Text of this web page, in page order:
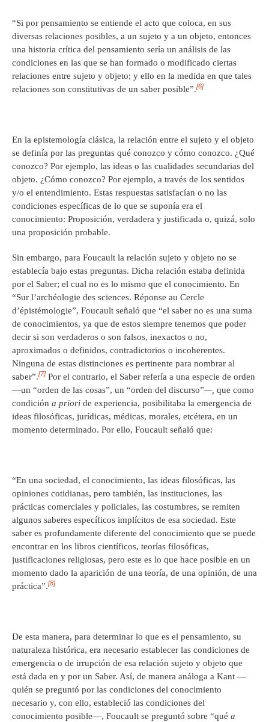
“Si por pensamiento se entiende el acto que coloca, en sus
diversas relaciones posibles, a un sujeto y a un objeto, entonces
una historia crítica del pensamiento sería un análisis de las
condiciones en las que se han formado o modificado ciertas
relaciones entre sujeto y objeto; y ello en la medida en que tales
relaciones son constitutivas de un saber posible”.[6]
En la epistemología clásica, la relación entre el sujeto y el objeto
se definía por las preguntas qué conozco y cómo conozco. ¿Qué
conozco? Por ejemplo, las ideas o las cualidades secundarias del
objeto. ¿Cómo conozco? Por ejemplo, a través de los sentidos
y/o el entendimiento. Estas respuestas satisfacían o no las
condiciones específicas de lo que se suponía era el
conocimiento: Proposición, verdadera y justificada o, quizá, solo
una proposición probable.
Sin embargo, para Foucault la relación sujeto y objeto no se
establecía bajo estas preguntas. Dicha relación estaba definida
por el Saber; el cual no es lo mismo que el conocimiento. En
“Sur l’archéologie des sciences. Réponse au Cercle
d’épistémologie”, Foucault señaló que “el saber no es una suma
de conocimientos, ya que de estos siempre tenemos que poder
decir si son verdaderos o son falsos, inexactos o no,
aproximados o definidos, contradictorios o incoherentes.
Ninguna de estas distinciones es pertinente para nombrar al
saber”.[7] Por el contrario, el Saber refería a una especie de orden
—un “orden de las cosas”, un “orden del discurso”—, que como
condición a priori de experiencia, posibilitaba la emergencia de
ideas filosóficas, jurídicas, médicas, morales, etcétera, en un
momento determinado. Por ello, Foucault señaló que:
“En una sociedad, el conocimiento, las ideas filosóficas, las
opiniones cotidianas, pero también, las instituciones, las
prácticas comerciales y policiales, las costumbres, se remiten
algunos saberes específicos implícitos de esa sociedad. Este
saber es profundamente diferente del conocimiento que se puede
encontrar en los libros científicos, teorías filosóficas,
justificaciones religiosas, pero este es lo que hace posible en un
momento dado la aparición de una teoría, de una opinión, de una
práctica”.[8]
De esta manera, para determinar lo que es el pensamiento, su
naturaleza histórica, era necesario establecer las condiciones de
emergencia o de irrupción de esa relación sujeto y objeto que
está dada en y por un Saber. Así, de manera análoga a Kant —
quién se preguntó por las condiciones del conocimiento
necesario y, con ello, estableció las condiciones del
conocimiento posible—, Foucault se preguntó sobre “qué a